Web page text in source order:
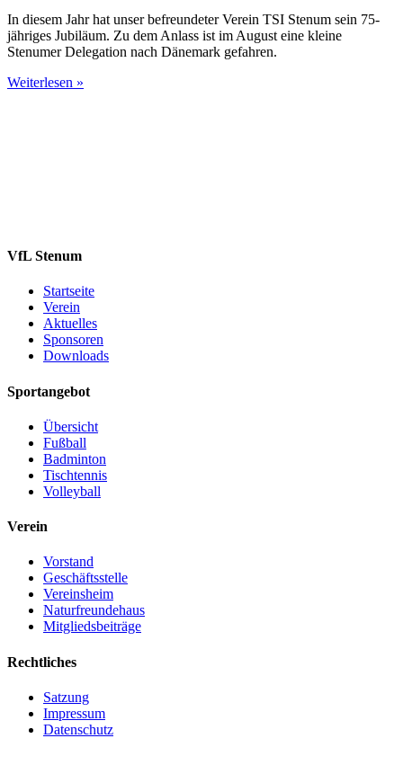
In diesem Jahr hat unser befreundeter Verein TSI Stenum sein 75-
jähriges Jubiläum. Zu dem Anlass ist im August eine kleine
Stenumer Delegation nach Dänemark gefahren.
Weiterlesen »
VfL Stenum
Startseite
Verein
Aktuelles
Sponsoren
Downloads
Sportangebot
Übersicht
Fußball
Badminton
Tischtennis
Volleyball
Verein
Vorstand
Geschäftsstelle
Vereinsheim
Naturfreundehaus
Mitgliedsbeiträge
Rechtliches
Satzung
Impressum
Datenschutz